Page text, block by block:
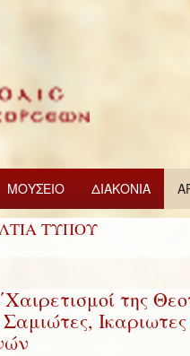
ΜΟΥΣΕΙΟ ΔΙΑΚΟΝΙΑ
ΤΥΠΟΥ
της
Σαμιώτες,